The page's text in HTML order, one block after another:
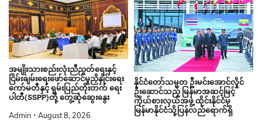
အမျိုးသားစည်းလုံးညီညွတ်ရေးနှင့်
ငြိမ်းချမ်းရေးဖော်ဆောင်မှုညှိနှိုင်းရေး
ကော်မတီနှင့် ရှမ်းပြည်တိုးတက် ရေး
ပါတီ(SSPP)တို့ တွေ့ဆုံဆွေးနွေး
Admin August 8, 2026
နိုင်ငံတော်သမ္မတ ဦးမင်းအောင်လှိုင်
ဦးဆောင်သည့် မြန်မာအဆင့်မြင့်
ကိုယ်စားလှယ်အဖွဲ့ ထိုင်းနိုင်ငံမှ
မြန်မာနိုင်ငံသို့ပြန်လည်ရောက်ရှိ